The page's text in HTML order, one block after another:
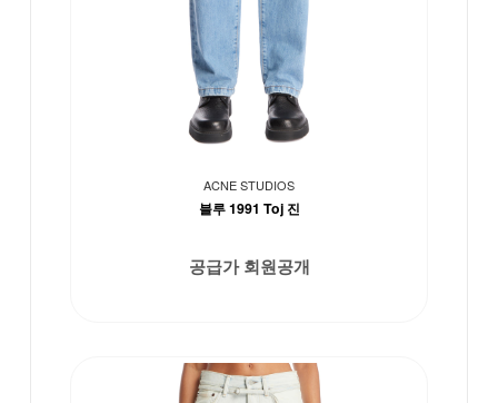
ACNE STUDIOS
블루 1991 Toj 진
공급가 회원공개